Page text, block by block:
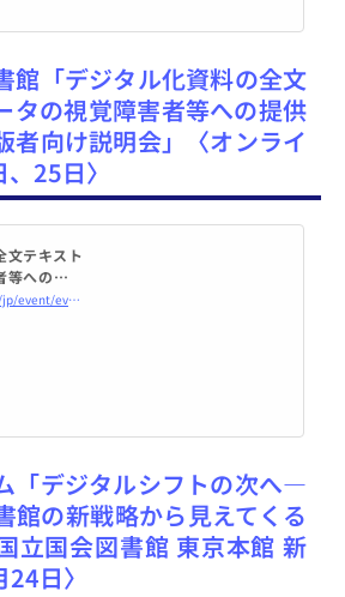
館「デジタル化資料の全文
タの視覚障害者等への提供
者向け説明会」〈オンライ
25日〉
文テキスト
への提供
説明会｜国
Diet L
https://www.ndl.go.jp/jp/event/events/202409textdata_pubseminar.html
「デジタルシフトの次へ―
館の新戦略から見えてくる
立国会図書館 東京本館 新
日〉